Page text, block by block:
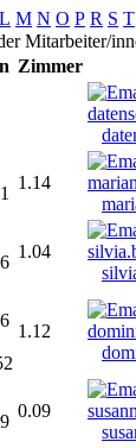
L M N O P R S T
Mitarbeiter/
Zimmer
1.14
1.04
1.12
0.09